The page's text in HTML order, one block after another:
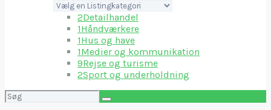
2Detailhandel
1Håndværkere
1Hus og have
1Medier og kommunikation
9Rejse og turisme
2Sport og underholdning
Søg
efter: